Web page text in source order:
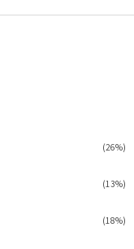
(26%)
(13%)
(18%)